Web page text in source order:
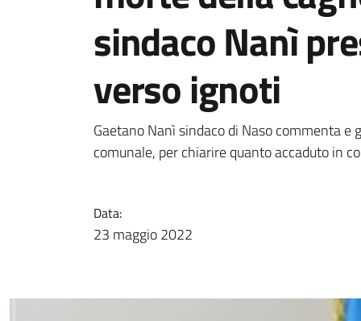
sindaco Nanì
verso ignoti
Gaetano Nanì sindaco di Naso commenta
comunale, per chiarire quanto accaduto in
Data:
23 maggio 2022